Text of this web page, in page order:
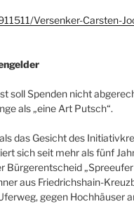
Versenker-Carsten-
soll Spenden nicht
als „eine Art Putsch“.
das Gesicht des
sich seit mehr als fünf
Bürgerentscheid
aus Friedrichshain-
gegen Hochhäuser